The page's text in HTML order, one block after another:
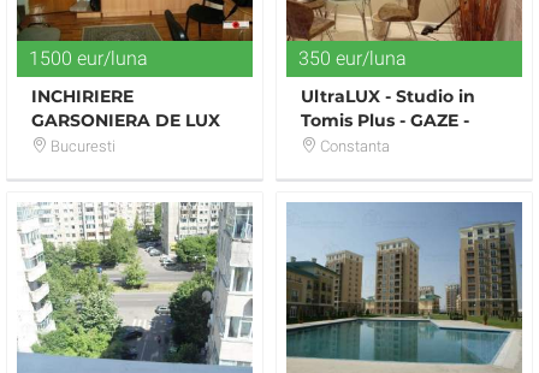
1500 eur/luna
INCHIRIERE
GARSONIERA DE LUX
MOBILATA VAV
Bucuresti
350 eur/luna
UltraLUX - Studio in
Tomis Plus - GAZE -
PARCARE - 350 euro
Constanta